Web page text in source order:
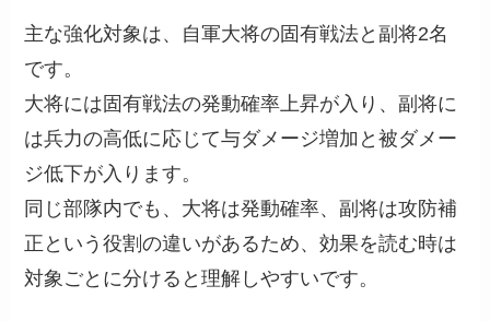
主な強化対象は、自軍大将の固有戦法と副将2名
です。
大将には固有戦法の発動確率上昇が入り、副将に
は兵力の高低に応じて与ダメージ増加と被ダメー
ジ低下が入ります。
同じ部隊内でも、大将は発動確率、副将は攻防補
正という役割の違いがあるため、効果を読む時は
対象ごとに分けると理解しやすいです。